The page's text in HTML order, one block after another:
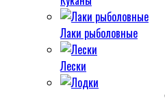
Лаки рыболовные
Лески